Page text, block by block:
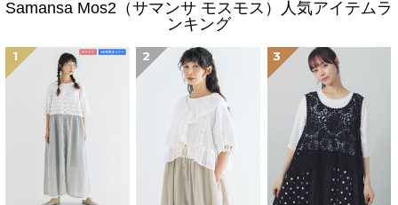
Samansa Mos2（サマンサ モスモス）人気アイテムラ
ンキング
1 2 3